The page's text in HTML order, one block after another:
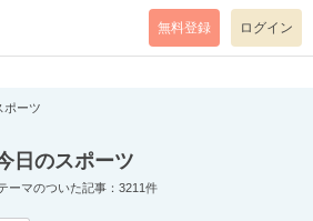
code=0 mode=return level=notice
無料登録 ログイン
ポーツ
日のスポーツ
ーマのついた記事：3211件